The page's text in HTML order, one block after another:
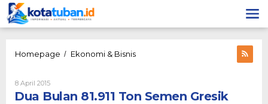
Lewati
ke
konten
Homepage / Ekonomi & BisnisDua
Semen
8 April 2015Oleh
Kotatuban
Dua Bulan 81.911 Ton Semen Gresik